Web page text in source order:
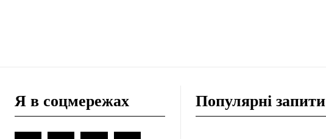
Я в соцмережах Популярні запити